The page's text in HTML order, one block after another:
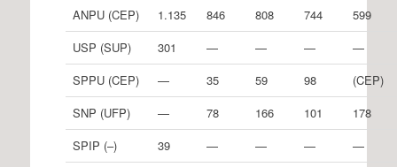
ANPU (CEP)
1.135 846 808 744
599
USP (SUP)
301 — — —
—
SPPU (CEP)
— 35 59 98
(CEP)
SNP (UFP)
— 78 166 101
178
SPIP (–)
39 — — —
—